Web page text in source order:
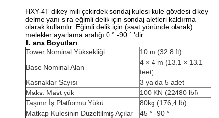
HXY-4T dikey mili çekirdek sondaj kulesi kule gövdesi dikey
delme yanı sıra eğimli delik için sondaj aletleri kaldırma
olarak kullanılır. Eğimli delik için (saat yönünde olarak)
melekler ayarlama aralığı 0 ° -90 ° 'dir.
Ⅱ. ana Boyutları
Tower Nominal Yüksekliği
10 m (32.8 ft)
Base Nominal Alan
4 × 4 m (13.1 × 13.1
feet)
Kasnaklar Sayısı
3 ya da 5 adet
Maks. Mast yük
100 KN (22480 lbf)
Taşınır İş Platformu Yükü
80kg (176,4 lb)
Matkap Kulesinin Düzeltilmiş Açılar
45 ° -90 °